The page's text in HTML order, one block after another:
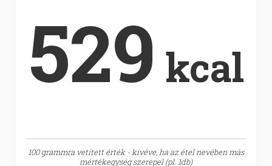
529 kcal
100 grammra vetített érték - kivéve, ha az étel nevében más
mértékegység szerepel (pl. 1db)